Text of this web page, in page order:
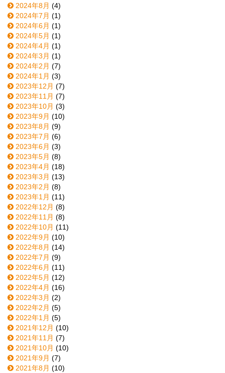
2024年8月 (4)
2024年7月 (1)
2024年6月 (1)
2024年5月 (1)
2024年4月 (1)
2024年3月 (1)
2024年2月 (7)
2024年1月 (3)
2023年12月 (7)
2023年11月 (7)
2023年10月 (3)
2023年9月 (10)
2023年8月 (9)
2023年7月 (6)
2023年6月 (3)
2023年5月 (8)
2023年4月 (18)
2023年3月 (13)
2023年2月 (8)
2023年1月 (11)
2022年12月 (8)
2022年11月 (8)
2022年10月 (11)
2022年9月 (10)
2022年8月 (14)
2022年7月 (9)
2022年6月 (11)
2022年5月 (12)
2022年4月 (16)
2022年3月 (2)
2022年2月 (5)
2022年1月 (5)
2021年12月 (10)
2021年11月 (7)
2021年10月 (10)
2021年9月 (7)
2021年8月 (10)